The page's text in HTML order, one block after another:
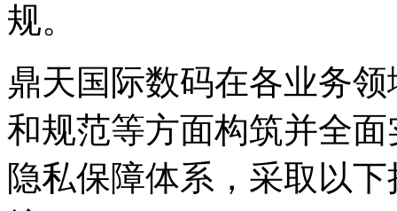
规。
鼎天国际数码在各业务领域从
和规范等方面构筑并全
隐私保障体系，采取